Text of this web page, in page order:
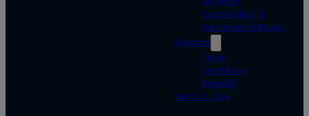
Sandstrahlen &
Pulverbeschichtung
Über uns
Team
Zertifikate
Kontakt
Werte & Ziele